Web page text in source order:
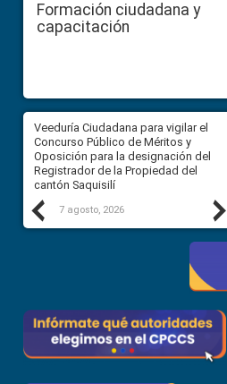
Formación ciudadana y
capacitación
Previous
Veeduría Ciudadana para vigilar el
Concurso Público de Méritos y
Oposición para la designación del
Registrador de la Propiedad del
cantón Saquisilí
7 agosto, 2026